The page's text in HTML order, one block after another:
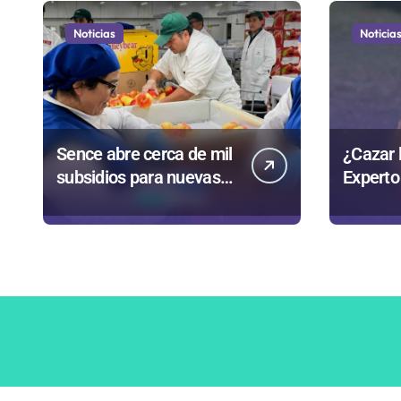
Noticias
Sence abre cerca de mil
subsidios para nuevas
Región Antofagasta
Noticias
¿Cazar
ante